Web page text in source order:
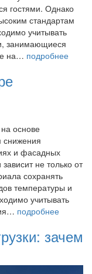
гостями. Однако
стандартам
учитывать
занимающиеся
на… подробнее
на основе
снижения
и фасадных
не только от
сохранять
температуры и
учитывать
подробнее
зачем